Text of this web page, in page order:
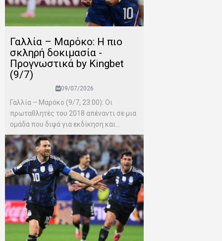
Γαλλία – Μαρόκο: Η πιο
σκληρή δοκιμασία -
Προγνωστικά by Kingbet
(9/7)
09/07/2026
Γαλλία – Μαρόκο (9/7, 23:00): Οι
πρωταθλητές του 2018 απέναντι σε μια
ομάδα που διψά για εκδίκηση και...